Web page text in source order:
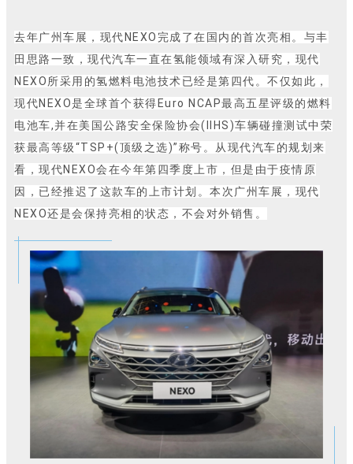
去年广州车展，现代NEXO完成了在国内的首次亮相。与丰
田思路一致，现代汽车一直在氢能领域有深入研究，现代
NEXO所采用的氢燃料电池技术已经是第四代。不仅如此，
现代NEXO是全球首个获得Euro NCAP最高五星评级的燃料
电池车,并在美国公路安全保险协会(IIHS)车辆碰撞测试中荣
获最高等级“TSP+(顶级之选)”称号。从现代汽车的规划来
看，现代NEXO会在今年第四季度上市，但是由于疫情原
因，已经推迟了这款车的上市计划。本次广州车展，现代
NEXO还是会保持亮相的状态，不会对外销售。